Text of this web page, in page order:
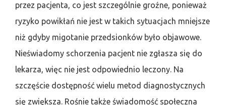
przez pacjenta, co jest szczególnie groźne, ponieważ
ryzyko powikłań nie jest w takich sytuacjach mniejsze
niż gdyby migotanie przedsionków było objawowe.
Nieświadomy schorzenia pacjent nie zgłasza się do
lekarza, więc nie jest odpowiednio leczony. Na
szczęście dostępność wielu metod diagnostycznych
się zwiększa. Rośnie także świadomość społeczna